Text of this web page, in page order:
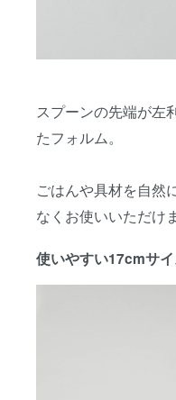
スプーンの先端が左
たフォルム。
ごはんや具材を自然
なくお使いいただけ
使いやすい17cmサ